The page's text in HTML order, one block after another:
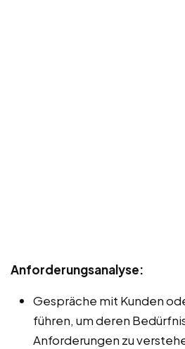
Anforderungsanalyse:
Gespräche mit Kunden
führen, um deren
Anforderungen zu